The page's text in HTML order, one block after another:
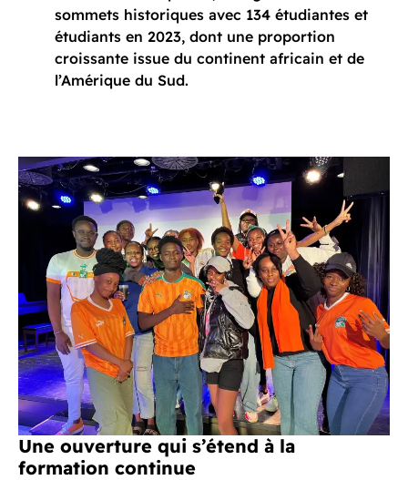
sommets historiques avec 134 étudiantes et
étudiants en 2023, dont une proportion
croissante issue du continent africain et de
l’Amérique du Sud.
Une ouverture qui s’étend à la
formation continue